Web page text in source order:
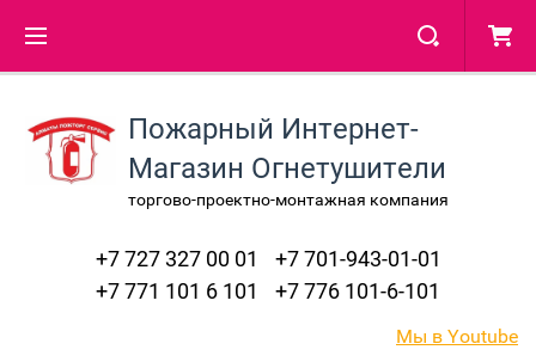
Пожарный Интернет-
Магазин Огнетушители
торгово-проектно-монтажная компания
+7 727 327 00 01
+7 701-943-01-01
+7 771 101 6 101
+7 776 101-6-101
Мы в Youtube